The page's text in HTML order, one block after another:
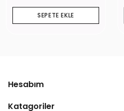
SEPETE EKLE
Hesabım
Katagoriler